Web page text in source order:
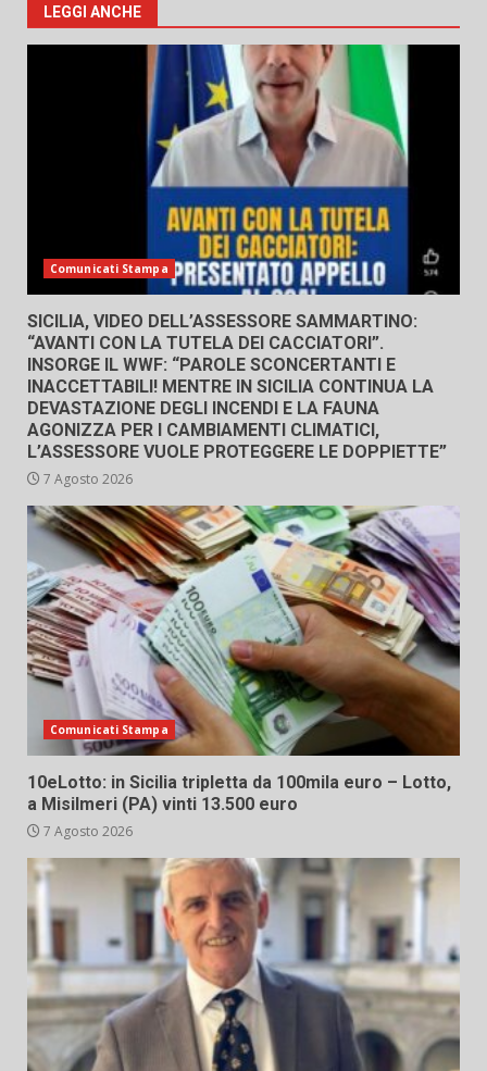
LEGGI ANCHE
Comunicati Stampa
SICILIA, VIDEO DELL’ASSESSORE SAMMARTINO:
“AVANTI CON LA TUTELA DEI CACCIATORI”.
INSORGE IL WWF: “PAROLE SCONCERTANTI E
INACCETTABILI! MENTRE IN SICILIA CONTINUA LA
DEVASTAZIONE DEGLI INCENDI E LA FAUNA
AGONIZZA PER I CAMBIAMENTI CLIMATICI,
L’ASSESSORE VUOLE PROTEGGERE LE DOPPIETTE”
7 Agosto 2026
Comunicati Stampa
10eLotto: in Sicilia tripletta da 100mila euro – Lotto,
a Misilmeri (PA) vinti 13.500 euro
7 Agosto 2026